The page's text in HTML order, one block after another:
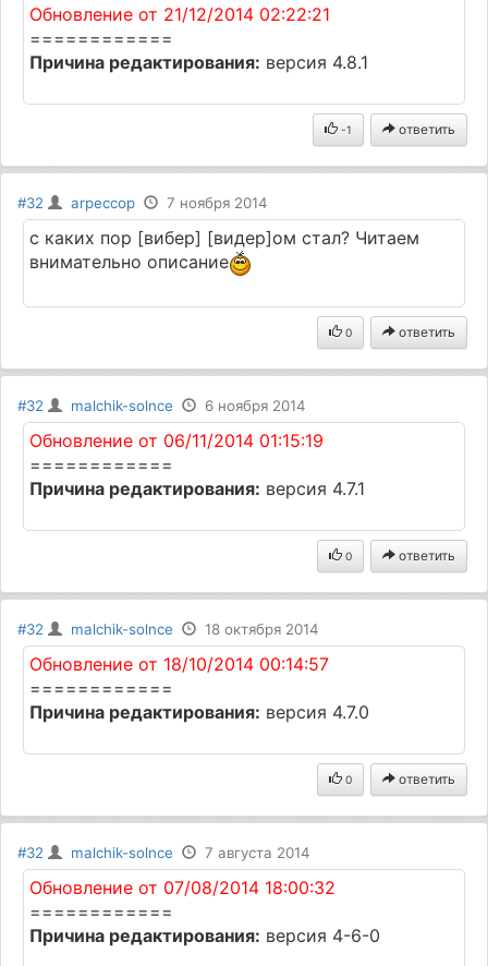
Обновление от 21/12/2014 02:22:21
============
Причина редактирования: версия 4.8.1
-1 ответить
#32 arpeccop 7 ноября 2014
с каких пор [вибер] [видер]ом стал? Читаем
внимательно описание
0 ответить
#32 malchik-solnce 6 ноября 2014
Обновление от 06/11/2014 01:15:19
============
Причина редактирования: версия 4.7.1
0 ответить
#32 malchik-solnce 18 октября 2014
Обновление от 18/10/2014 00:14:57
============
Причина редактирования: версия 4.7.0
0 ответить
#32 malchik-solnce 7 августа 2014
Обновление от 07/08/2014 18:00:32
============
Причина редактирования: версия 4-6-0